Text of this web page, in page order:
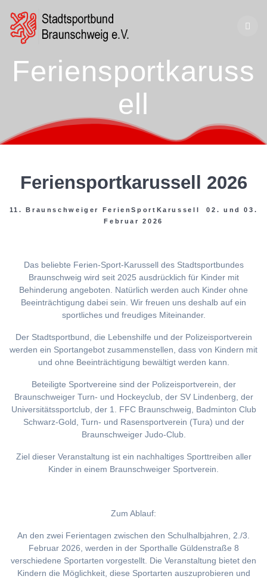
Feriensportkaruss
ell
Feriensportkarussell 2026
11. Braunschweiger FerienSportKarussell 02. und 03.
Februar 2026
Das beliebte Ferien-Sport-Karussell des Stadtsportbundes
Braunschweig wird seit 2025 ausdrücklich für Kinder mit
Behinderung angeboten. Natürlich werden auch Kinder ohne
Beeinträchtigung dabei sein. Wir freuen uns deshalb auf ein
sportliches und freudiges Miteinander.
Der Stadtsportbund, die Lebenshilfe und der Polizeisportverein
werden ein Sportangebot zusammenstellen, dass von Kindern mit
und ohne Beeinträchtigung bewältigt werden kann.
Beteiligte Sportvereine sind der Polizeisportverein, der
Braunschweiger Turn- und Hockeyclub, der SV Lindenberg, der
Universitätssportclub, der 1. FFC Braunschweig, Badminton Club
Schwarz-Gold, Turn- und Rasensportverein (Tura) und der
Braunschweiger Judo-Club.
Ziel dieser Veranstaltung ist ein nachhaltiges Sporttreiben aller
Kinder in einem Braunschweiger Sportverein.
Zum Ablauf:
An den zwei Ferientagen zwischen den Schulhalbjahren, 2./3.
Februar 2026, werden in der Sporthalle Güldenstraße 8
verschiedene Sportarten vorgestellt. Die Veranstaltung bietet den
Kindern die Möglichkeit, diese Sportarten auszuprobieren und